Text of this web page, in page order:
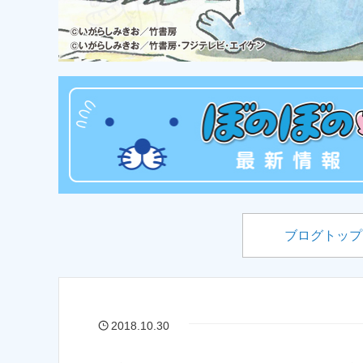
ブログトップ
2018.10.30